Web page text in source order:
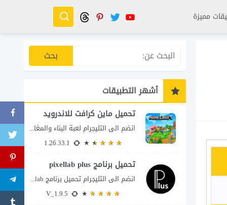
مميزة
أشهر التطبيقات
تحميل ماين كرافت للاندرويد
انضم الى التليجرام لعبة البناء والمغامرة التي لا تنتهي Minecraft إذا كنت تبحث عن...
تحميل برنامج pixellab plus
انضم الى التليجرام تحميل برنامج pixellab مهكر للاندرويد يعتبر تطبيق بيكسلاب من اشهر تطبيقات...